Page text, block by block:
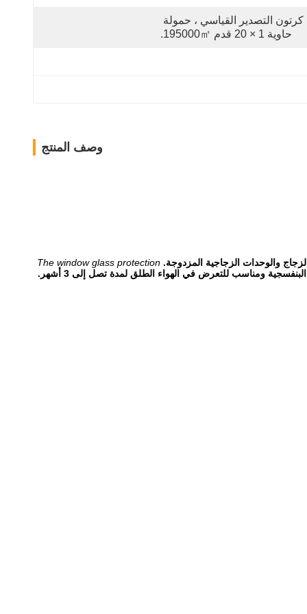
حاوية 1 × 20 قدم 195000㎡.
وصف المنتج
والوحدات الزجاجية المزدوجة. The window glass protection
ومناسب للتعرض في الهواء الطلق لمدة تصل إلى 3 أشهر.